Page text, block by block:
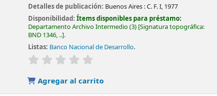
Detalles de publicación: Buenos Aires :C. F. I, 1977
Disponibilidad:Ítems disponibles para préstamo:
Departamento Archivo Intermedio(3) Signatura topográfica:
BND 1346, .. .
Listas: Banco Nacional de Desarrollo.
valoración
Agregar al carrito